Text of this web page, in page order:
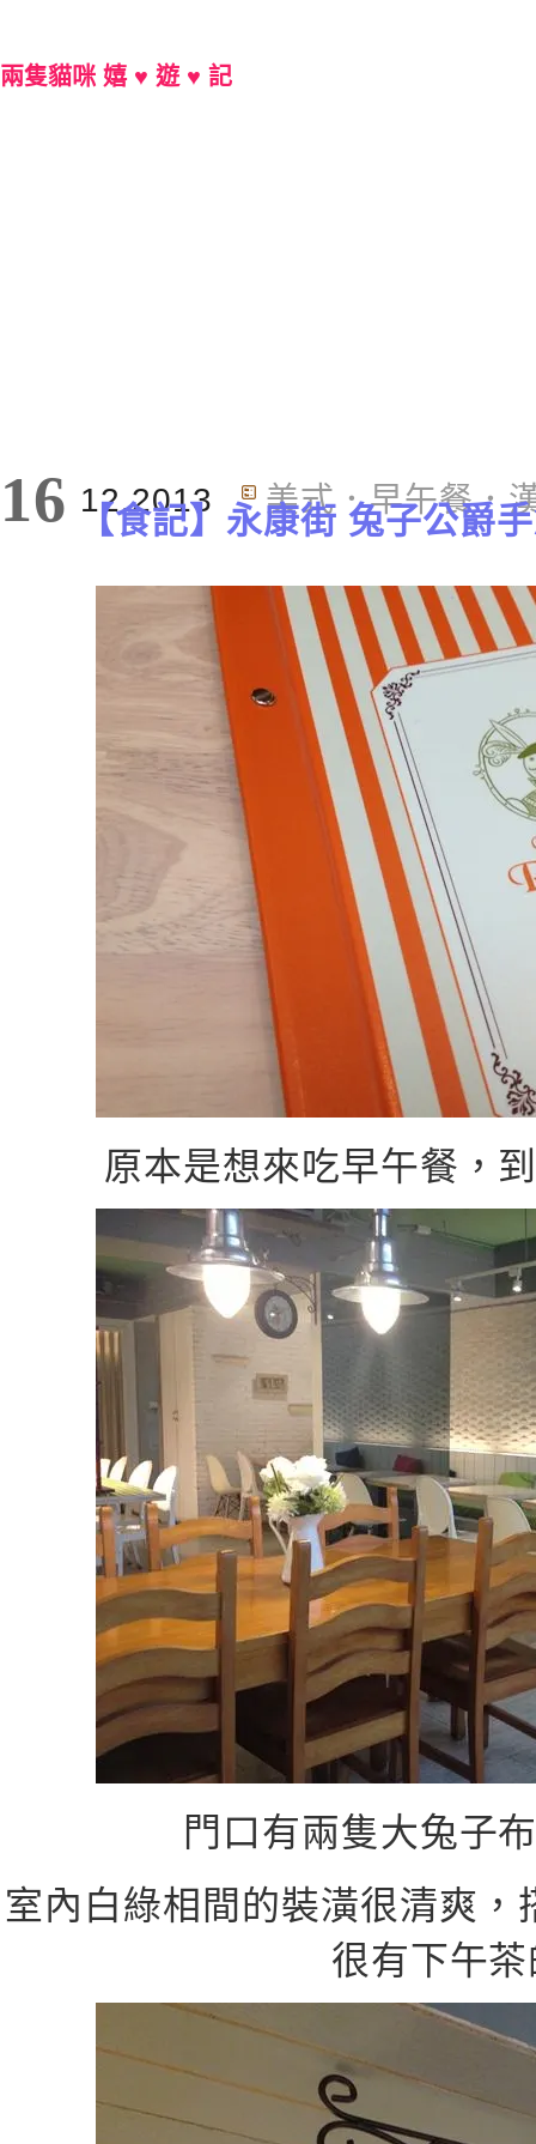
兩隻貓咪 嬉 ♥ 遊 ♥ 記
16 12.2013 美式．早午餐．
【食記】永康街 兔子公爵
原本是想來吃早午餐，
門口有兩隻大兔子
室內白綠相間的裝潢很清爽
很有下午